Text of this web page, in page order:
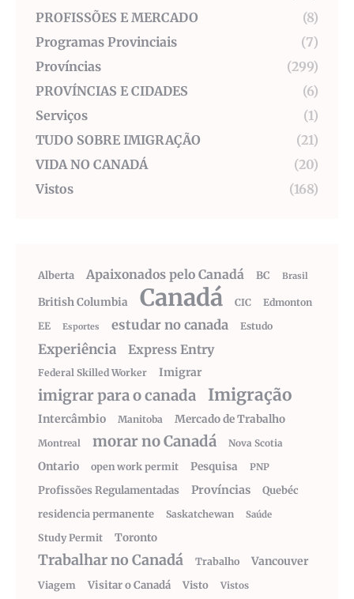
PROFISSÕES E MERCADO
(8)
Programas Provinciais
(7)
Províncias
(299)
PROVÍNCIAS E CIDADES
(6)
Serviços
(1)
TUDO SOBRE IMIGRAÇÃO
(21)
VIDA NO CANADÁ
(20)
Vistos
(168)
Alberta Apaixonados pelo Canadá BC Brasil
British Columbia Canadá CIC
Edmonton
EE
Esportes estudar no canada Estudo
Experiência Express Entry
Federal Skilled Worker Imigrar
imigrar para o canada Imigração
Intercâmbio Manitoba Mercado de Trabalho
Montreal morar no Canadá Nova Scotia
Ontario open work permit Pesquisa PNP
Profissões Regulamentadas Províncias
Quebéc
residencia permanente
Saskatchewan Saúde
Study Permit Toronto
Trabalhar no Canadá Trabalho Vancouver
Viagem Visitar o Canadá Visto Vistos